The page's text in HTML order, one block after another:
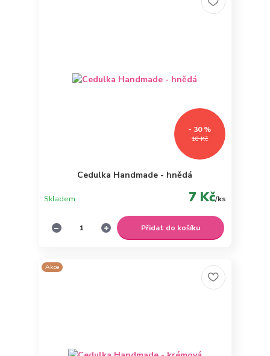
10 Kč
- 30 %
Cedulka Handmade - hnědá
7 Kč/ks
Skladem
Přidat do košíku
Akce